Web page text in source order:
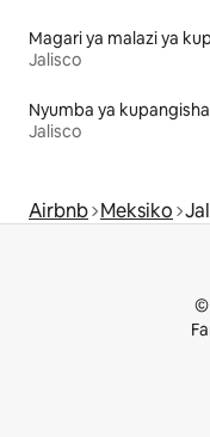
Jalisco
Jalisco
Airbnb Meksiko
©